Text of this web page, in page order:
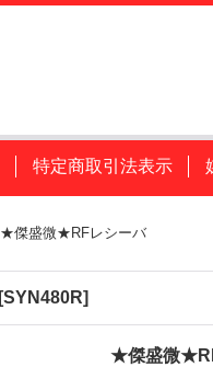
特定商取引法表示
★傑盛微★RFレシーバ
[SYN480R]
★傑盛微